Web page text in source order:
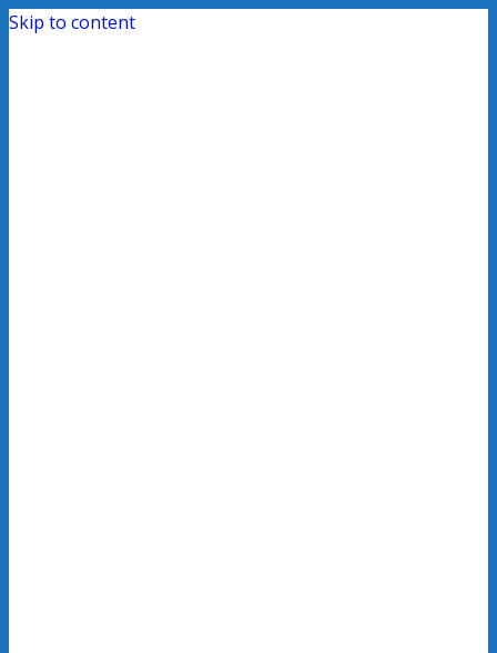
Skip to content